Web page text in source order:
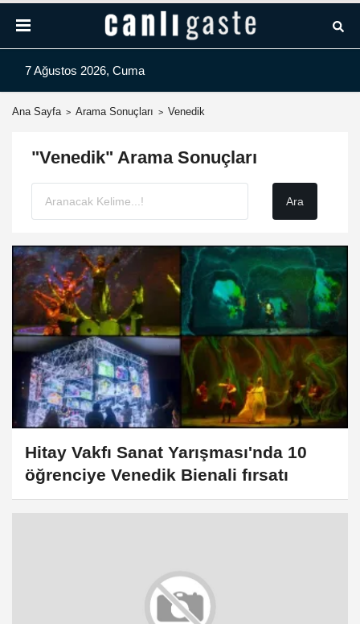
7 Ağustos 2026, Cuma
Ana Sayfa Arama Sonuçları Venedik
"Venedik" Arama Sonuçları
Hitay Vakfı Sanat Yarışması'nda 10
öğrenciye Venedik Bienali fırsatı